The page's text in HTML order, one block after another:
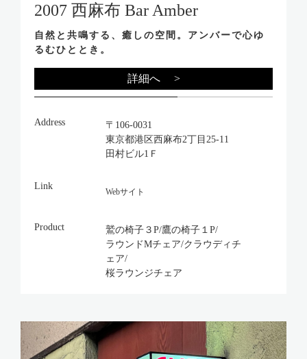
2007 西麻布 Bar Amber
自然と共鳴する、癒しの空間。アンバーで心ゆ
るむひととき。
詳細へ >
Address
〒106-0031
東京都港区西麻布2丁目25-11
田村ビル1Ｆ
Link
Webサイト
Product
鷲の椅子３P/鷹の椅子１P/
ラウンドMチェア/クラウディチ
ェア/
桜ラウンジチェア